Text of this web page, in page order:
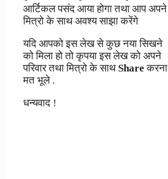
आर्टिकल पसंद आया होगा तथा आप अपने
मित्रो के साथ अवश्य साझा करेंगे
यदि आपको इस लेख से कुछ नया सिखने
को मिला हो तो कृपया इस लेख को अपने
परिवार तथा मित्रो के साथ Shareकरना
मत भूले .
धन्यवाद !